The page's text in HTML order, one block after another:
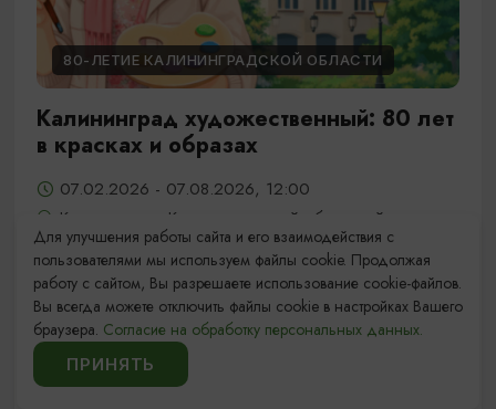
80-ЛЕТИЕ КАЛИНИНГРАДСКОЙ ОБЛАСТИ
Калининград художественный: 80 лет
в красках и образах
07.02.2026 - 07.08.2026, 12:00
Калининград, Калининградский областной
историко-художественный музей
1 ... 10 11 12 13
Для улучшения работы сайта и его взаимодействия с
пользователями мы используем файлы cookie. Продолжая
работу с сайтом, Вы разрешаете использование cookie-файлов.
Вы всегда можете отключить файлы cookie в настройках Вашего
браузера. Согласие на обработку персональных данных.
ПРИНЯТЬ